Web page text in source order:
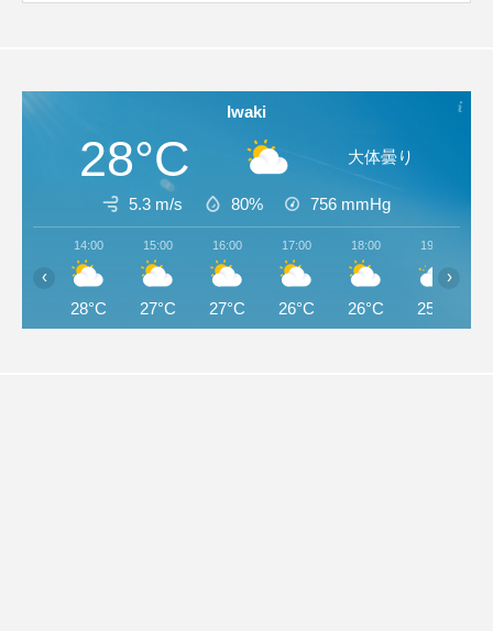
Iwaki
28°C 大体曇り
5.3 m/s 80% 756 mmHg
14:00
28°C
15:00
27°C
16:00
27°C
17:00
26°C
18:00
26°C
19:00
25°C
‹ ›